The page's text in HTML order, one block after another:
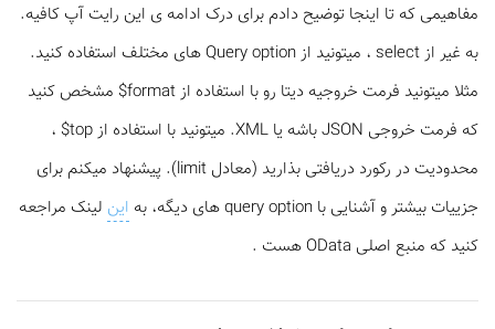
مفاهیمی که تا اینجا توضیح دادم برای درک ادامه ی این رایت آپ کافیه.
به غیر از select ، میتونید از Query option های مختلف استفاده کنید.
مثلا میتونید فرمت خروجیه دیتا رو با استفاده از format$ مشخص کنید
که فرمت خروجی JSON باشه یا XML. میتونید با استفاده از top$ ،
محدودیت در رکورد دریافتی بذارید (معادل limit). پیشنهاد میکنم برای
جزییات بیشتر و آشنایی با query option های دیگه، به
اینلینک مراجعه
کنید که منبع اصلی OData هست .